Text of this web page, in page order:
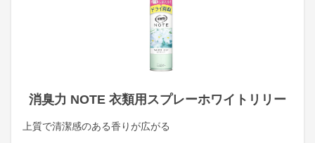
消臭力 NOTE 衣類用スプレーホワイトリリー
上質で清潔感のある香りが広がる